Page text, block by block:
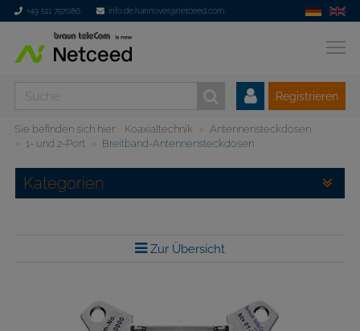
+49 511 757086 info.de.hannover@netceed.com
Registrieren
Sie befinden sich hier: Koaxialtechnik
Antennensteckdosen
1- und 2-Port
Breitband-Antennensteckdosen
Kategorien
Zur Übersicht